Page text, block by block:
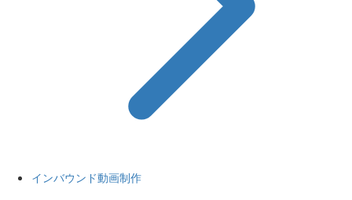
インバウンド動画制作